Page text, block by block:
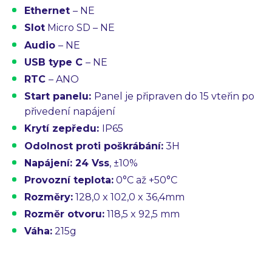
Ethernet – NE
Slot Micro SD – NE
Audio – NE
USB type C – NE
RTC – ANO
Start panelu: Panel je připraven do 15 vteřin po
přivedení napájení
Krytí zepředu:
IP65
Odolnost proti poškrábání: 3H
Napájení: 24 Vss, ±10%
Provozní teplota: 0°C až +50°C
Rozměry: 128,0 x 102,0 x 36,4mm
Rozměr otvoru: 118,5 x 92,5 mm
Váha: 215g